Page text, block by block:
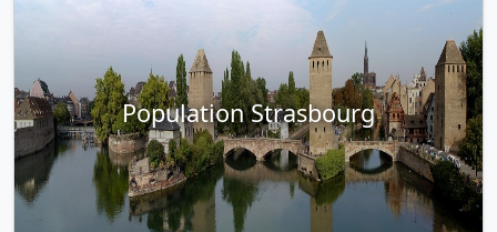
Population Strasbourg